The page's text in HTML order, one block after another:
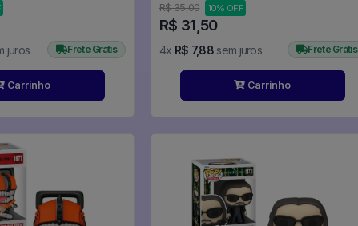
juros Frete Grátis
Carrinho
R$ 35,00 10% OFF
R$ 31,50
4x R$ 7,88 sem juros Frete Grátis
Carrinho